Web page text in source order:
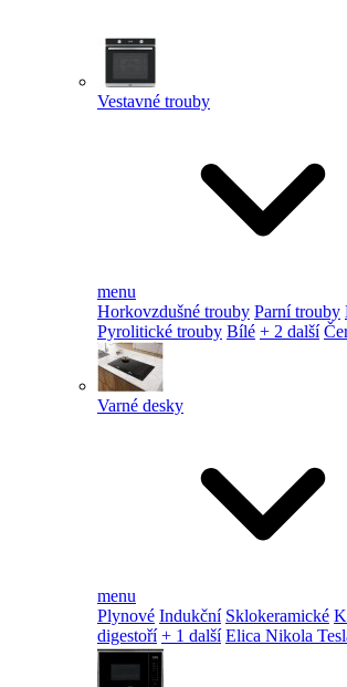
Vestavné trouby
menu
Horkovzdušné trouby Parní trouby
Pyrolitické trouby Bílé + 2 další
Varné desky
menu
Plynové Indukční Sklokeramické
digestoří + 1 další Elica Nikola